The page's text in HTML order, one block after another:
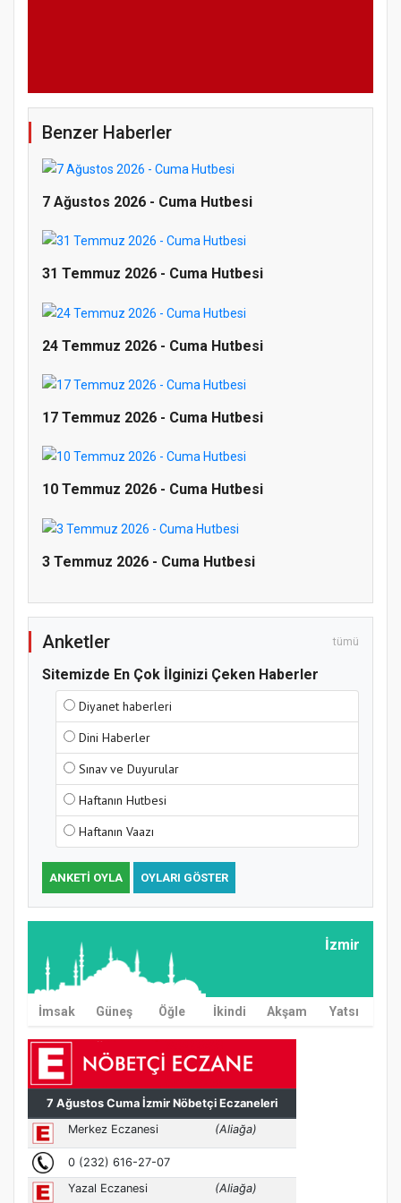
Gerçekleştirildi
Benzer Haberler
7 Ağustos 2026 - Cuma Hutbesi
31 Temmuz 2026 - Cuma Hutbesi
24 Temmuz 2026 - Cuma Hutbesi
17 Temmuz 2026 - Cuma Hutbesi
10 Temmuz 2026 - Cuma Hutbesi
3 Temmuz 2026 - Cuma Hutbesi
Anketler tümü
Sitemizde En Çok İlginizi Çeken Haberler
Diyanet haberleri
Dini Haberler
Sınav ve Duyurular
Haftanın Hutbesi
Haftanın Vaazı
ANKETI OYLA OYLARI GÖSTER
İzmir
İmsak Güneş Öğle İkindi Akşam Yatsı